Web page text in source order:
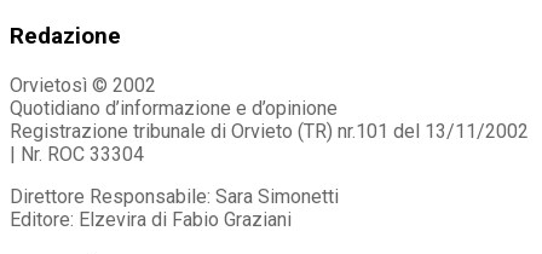
Redazione
Orvietosì © 2002
Quotidiano d’informazione e d’opinione
Registrazione tribunale di Orvieto (TR) nr.101 del 13/11/2002
| Nr. ROC 33304
Direttore Responsabile: Sara Simonetti
Editore: Elzevira di Fabio Graziani